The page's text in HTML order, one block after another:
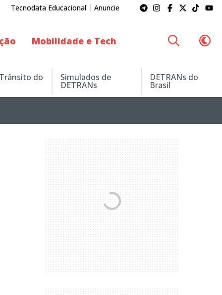
Tecnodata Educacional Anuncie
Mobilidade e Tech
do Simulados de
DETRANs
DETRANs do
Brasil